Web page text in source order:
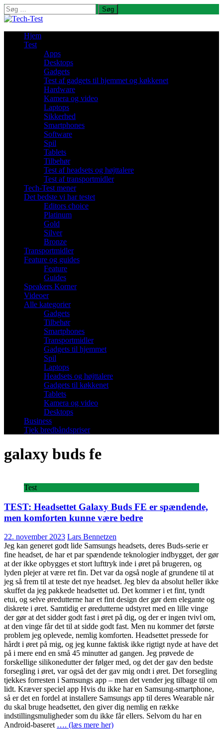
Søg
efter:
Hjem
Test
Apps
Desktops
Gadgets
Test af gadgets til hjemmet og køkkenet
Hardware
Kamera og video
Laptops
Sikkerhed
Smartphones
Software
Spil
Tablets
Tilbehør
Test af headsets og højttalere
Test af transportmidler
Tech-Test mener
Det bedste vi har testet
Editors choice
Platinum
Gold
Silver
Bronze
Transportmidler
Feature og guides
Feature
Guides
Speakers Korner
Videoer
Alle kategorier
Gadgets
Tilbehør
Smartphones
Transportmidler
Gadgets til hjemmet
Spil
Laptops
Headsets og højttalere
Gadgets til køkkenet
Tablets
Kamera og video
Desktops
Business
Tjek bredbåndspriser
galaxy buds fe
Test
TEST: Headsettet Galaxy Buds FE er spændende,
men komforten kunne være bedre
22. november 2023 Lars Bennetzen
Jeg kan generet godt lide Samsungs headsets, deres Buds-serie er
fine headset, de har et par spændende teknologier indbygget, der gør
at der ikke opbygges et stort lufttryk inde i øret på brugeren, og
lyden plejer at være ret fin. Det var da også nogle af grundene til at
jeg så frem til at teste det nye headset. Jeg blev da absolut heller ikke
skuffet da jeg pakkede headsettet ud. Det kommer i et fint, tyndt
etui, og selve øredutterne har et fint design der gør dem elegante og
diskrete i øret. Samtidig er øredutterne udstyret med en lille vinge
der gør at det sidder godt fast i øret på dig, og der er ingen tvivl om,
at den vinge får det til at sidde godt fast. Men nu kommer det første
problem jeg oplevede, nemlig komforten. Headsettet pressede for
hårdt i øret på mig, og jeg kunne faktisk ikke rigtigt nyde at have det
på i mere end en små 45 minutter ad gangen. Jeg prøvede de
forskellige silikonedutter der følger med, og det der gav den bedste
forsegling i øret, var også det der gav mig ondt i øret. Det forsegling
tjekkes forresten i Samsungs app – men det vender jeg tilbage til om
lidt. Kræver speciel app Hvis du ikke har en Samsung-smartphone,
så er det en fordel at installere Samsungs app til deres Wearable når
du skal bruge headsettet, den giver dig nemlig en række
indstillingsmuligheder som du ikke får ellers. Selvom du har en
Android-baseret …. (læs mere her)